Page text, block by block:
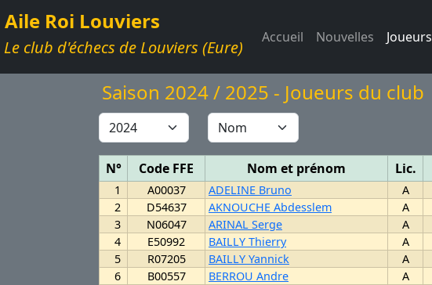
Aile Roi Louviers
Le club d'échecs de Louviers (Eure) Accueil Nouvelles Joueurs
Saison 2024 / 2025 - Joueurs du club
N° Code FFE Nom et prénom Lic.
1 A00037 ADELINE Bruno A
2
D54637 AKNOUCHE Abdesslem A
3
N06047 ARINAL Serge A
4
E50992 BAILLY Thierry A
5
R07205 BAILLY Yannick A
6
B00557 BERROU Andre A